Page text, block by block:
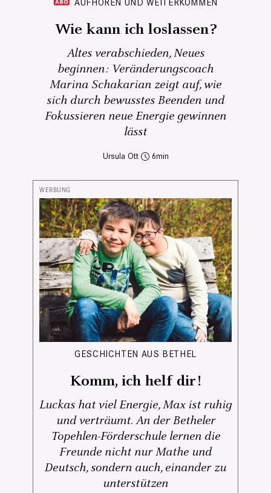
Wie kann ich loslassen?
Altes verabschieden, Neues
beginnen: Veränderungscoach
Marina Schakarian zeigt auf, wie
sich durch bewusstes Beenden und
Fokussieren neue Energie gewinnen
lässt
Ursula Ott 6
GESCHICHTEN AUS BETHEL
Komm, ich helf dir!
Luckas hat viel Energie, Max ist ruhig
und verträumt. An der Betheler
Topehlen-Förderschule lernen die
Freunde nicht nur Mathe und
Deutsch, sondern auch, einander zu
unterstützen